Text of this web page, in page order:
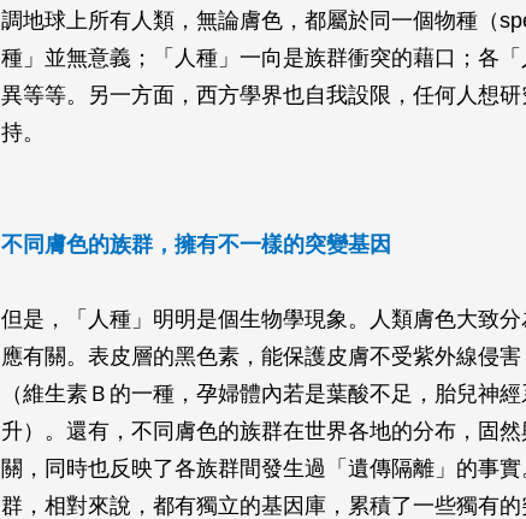
調地球上所有人類，無論膚色，都屬於同一個物種（
種」並無意義；「人種」一向是族群衝突的藉口；各
異等等。另一方面，西方學界也自我設限，任何人想
持。
不同膚色的族群，擁有不一樣的突變基因
但是，「人種」明明是個生物學現象。人類膚色大致
應有關。表皮層的黑色素，能保護皮膚不受紫外線侵
（維生素Ｂ的一種，孕婦體內若是葉酸不足，胎兒神
升）。還有，不同膚色的族群在世界各地的分布，固
關，同時也反映了各族群間發生過「遺傳隔離」的事
群，相對來說，都有獨立的基因庫，累積了一些獨有的